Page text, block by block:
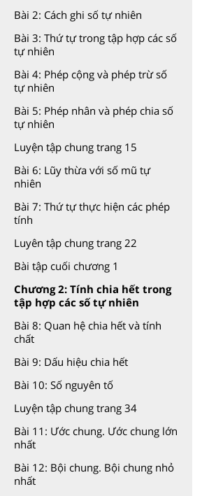
Bài 2: Cách ghi số tự nhiên
Bài 3: Thứ tự trong tập hợp các số
tự nhiên
Bài 4: Phép cộng và phép trừ số
tự nhiên
Bài 5: Phép nhân và phép chia số
tự nhiên
Luyện tập chung trang 15
Bài 6: Lũy thừa với số mũ tự
nhiên
Bài 7: Thứ tự thực hiện các phép
tính
Luyên tập chung trang 22
Bài tập cuối chương 1
Chương 2: Tính chia hết trong
tập hợp các số tự nhiên
Bài 8: Quan hệ chia hết và tính
chất
Bài 9: Dấu hiệu chia hết
Bài 10: Số nguyên tố
Luyện tập chung trang 34
Bài 11: Ước chung. Ước chung lớn
nhất
Bài 12: Bội chung. Bội chung nhỏ
nhất
Văn, Giáo án word 6
( 64tài liệu )